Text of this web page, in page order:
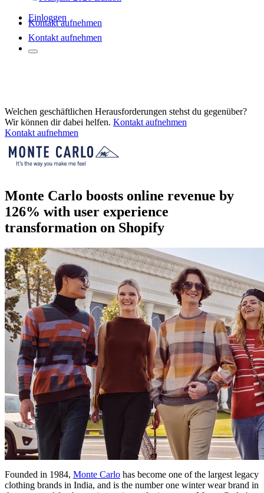
Einloggen
Kontakt aufnehmen
Kontakt aufnehmen
Welchen geschäftlichen Herausforderungen stehst du gegenüber?
Wir können dir dabei helfen. Kontakt aufnehmen
Kontakt aufnehmen
Monte Carlo boosts online revenue by
126% with user experience
transformation on Shopify
Founded in 1984, Monte Carlo has become one of the largest legacy
clothing brands in India, and is the number one winter wear brand in